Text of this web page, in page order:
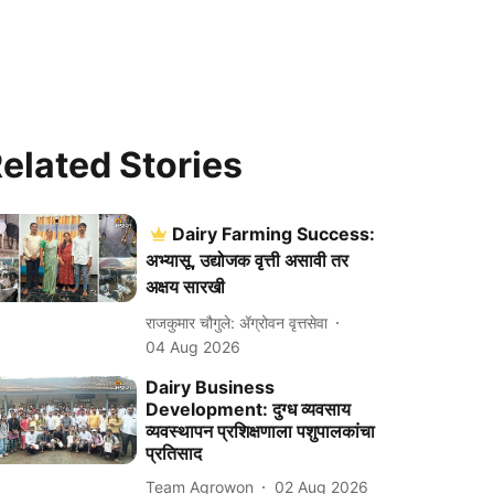
Stories
Dairy Farming Success:
अभ्यासू, उद्योजक वृत्ती असावी तर
अक्षय सारखी
राजकुमार चौगुले: ॲग्रोवन वृत्तसेवा
04 Aug 2026
Dairy Business
Development: दुग्ध व्यवसाय
व्यवस्थापन प्रशिक्षणाला पशुपालकांचा
प्रतिसाद
Team Agrowon 02 Aug 2026